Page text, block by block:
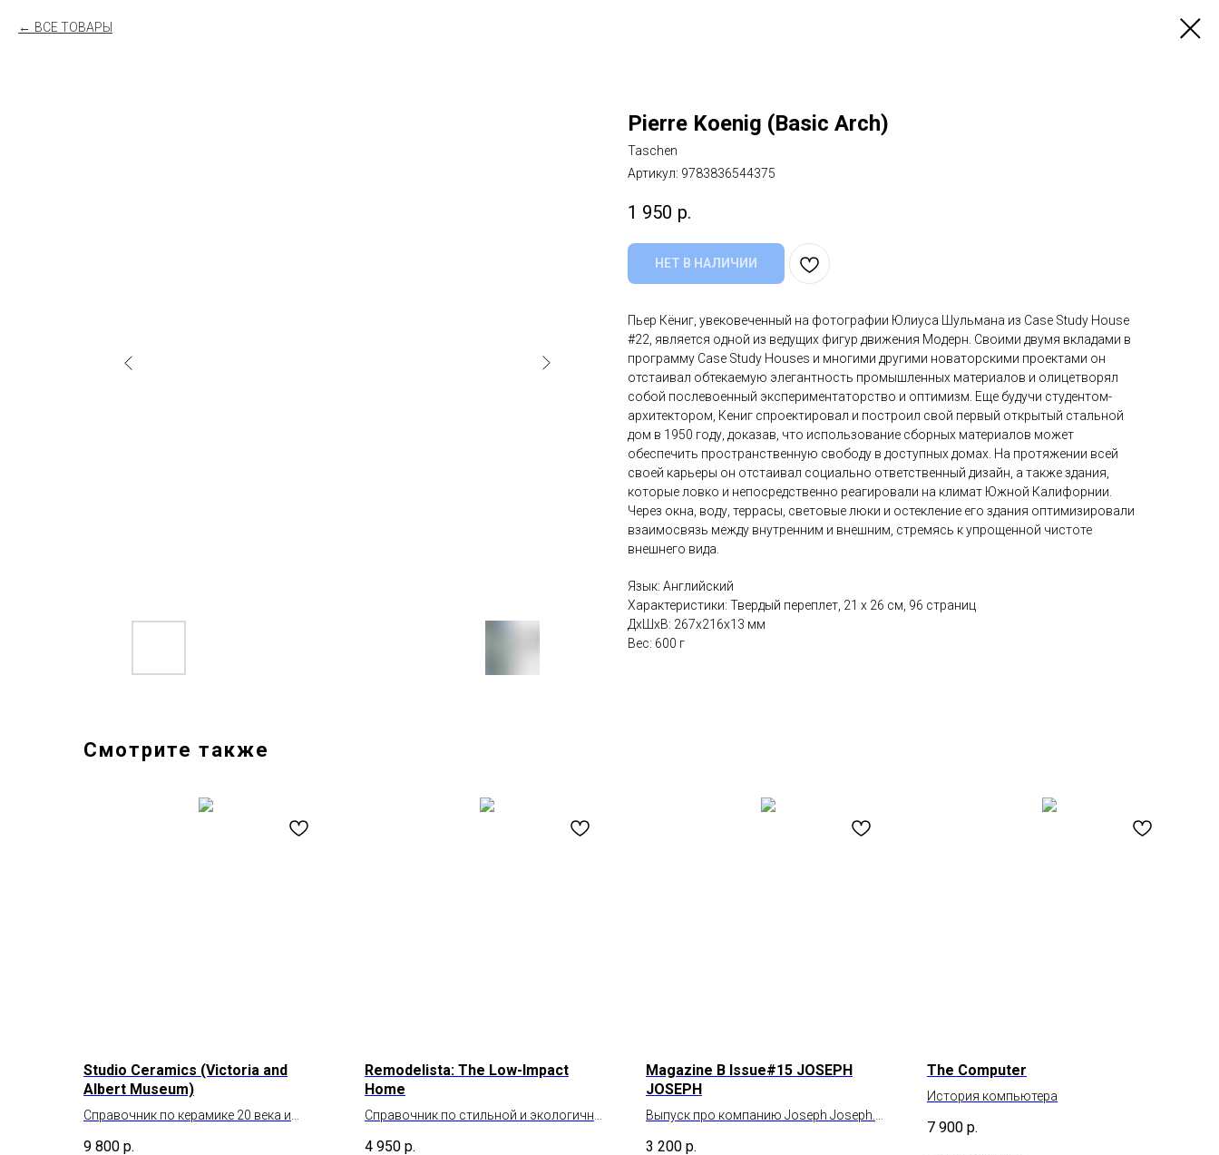
ВСЕ ТОВАРЫ
Pierre Koenig (Basic Arch)
Taschen
Артикул: 9783836544375
1 950 р.
НЕТ В НАЛИЧИИ
Пьер Кёниг, увековеченный на фотографии Юлиуса Шульмана из Case Study House
#22, является одной из ведущих фигур движения Модерн. Своими двумя вкладами в
программу Case Study Houses и многими другими новаторскими проектами он
отстаивал обтекаемую элегантность промышленных материалов и олицетворял
собой послевоенный экспериментаторство и оптимизм. Еще будучи студентом-
архитектором, Кениг спроектировал и построил свой первый открытый стальной
дом в 1950 году, доказав, что использование сборных материалов может
обеспечить пространственную свободу в доступных домах. На протяжении всей
своей карьеры он отстаивал социально ответственный дизайн, а также здания,
которые ловко и непосредственно реагировали на климат Южной Калифорнии.
Через окна, воду, террасы, световые люки и остекление его здания оптимизировали
взаимосвязь между внутренним и внешним, стремясь к упрощенной чистоте
внешнего вида.
Язык: Английский
Характеристики: Твердый переплет, 21 x 26 см, 96 страниц
ДxШxВ: 267x216x13 мм
Вес: 600 г
Смотрите также
Studio Ceramics (Victoria and
Albert Museum)
Справочник по керамике 20 века и
9 800 р.
Remodelista: The Low-Impact
Home
Справочник по стильной и экологичной
4 950 р.
Magazine B Issue#15 JOSEPH
JOSEPH
Выпуск про компанию Joseph Joseph.
3 200 р.
The Computer
История компьютера
7 900 р.